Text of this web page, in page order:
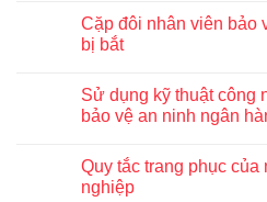
Cặp đôi nhân viên bảo
bị bắt
Sử dụng kỹ thuật công
bảo vệ an ninh ngân
Quy tắc trang phục
nghiệp